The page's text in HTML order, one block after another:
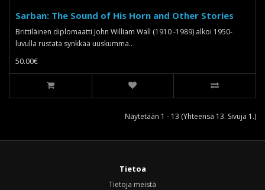
Sarban: The Sound of His Horn and Other Stories
Brittiläinen diplomaatti John William Wall (1910 -1989) alkoi 1950-
luvulla rustata synkkää uuskumma..
50.00€
Näytetään 1 - 13 (Yhteensä 13. Sivuja 1.)
Tietoa
Tietoja meistä